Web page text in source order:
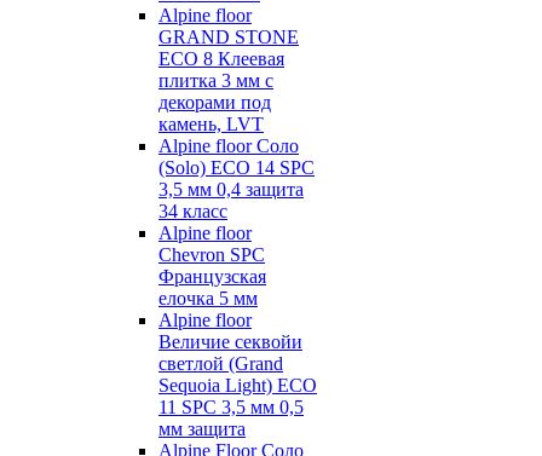
Alpine floor
GRAND STONE
ECO 8 Клеевая
плитка 3 мм с
декорами под
камень, LVT
Alpine floor Соло
(Solo) ECO 14 SPC
3,5 мм 0,4 защита
34 класс
Alpine floor
Chevron SPC
Французская
елочка 5 мм
Alpine floor
Величие секвойи
светлой (Grand
Sequoia Light) ECO
11 SPC 3,5 мм 0,5
мм защита
Alpine Floor Соло